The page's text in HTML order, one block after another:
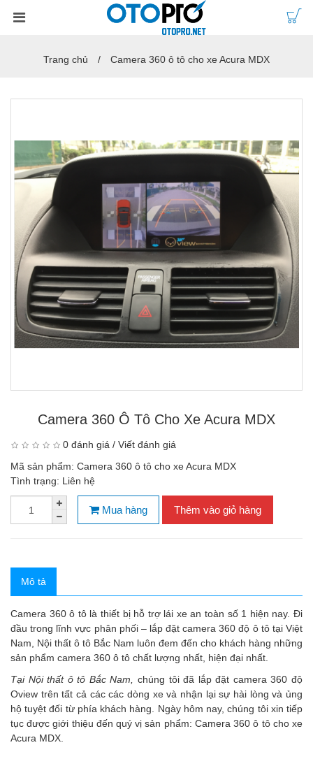
Trang chủ Camera 360 ô tô cho xe Acura MDX
Camera 360 Ô Tô Cho Xe Acura MDX
0 đánh giá / Viết đánh giá
Mã sản phẩm: Camera 360 ô tô cho xe Acura MDX
Tình trạng: Liên hệ
Mua hàng Thêm vào giỏ hàng
Mô tả
Camera 360 ô tôlà thiết bị hỗ trợ lái xe an toàn số 1 hiện nay. Đi
đầu trong lĩnh vực phân phối – lắp đặtcamera 360 độ ô tôtại Việt
Nam, Nội thất ô tô Bắc Nam luôn đem đến cho khách hàng những
sản phẩm camera 360 ô tô chất lượng nhất, hiện đại nhất.
Tại Nội thất ô tô Bắc Nam,
chúng tôi đã lắp đặt camera 360 độ
Oview trên tất cả các các dòng xe và nhận lại sự hài lòng và ủng
hộ tuyệt đối từ phía khách hàng. Ngày hôm nay, chúng tôi xin tiếp
tục được giới thiệu đến quý vị sản phẩm: Camera 360 ô tô cho xe
Acura MDX